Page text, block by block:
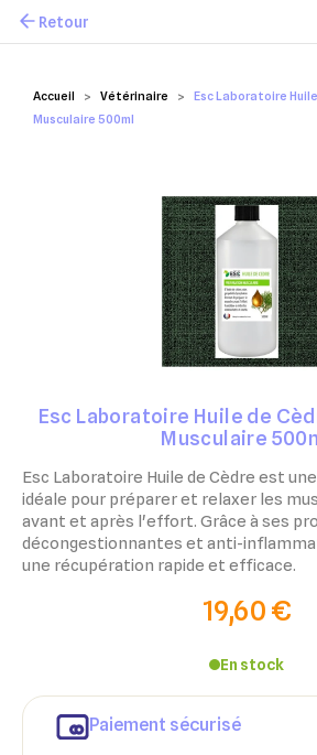
Mes favoris
Accueil Vétérinaire
Esc Laboratoire
Musculaire 500ml
Retour
Esc Laboratoire Huile de
Musculaire
Esc Laboratoire Huile de Cèdre est
idéale pour préparer et relaxer les
avant et après l'effort. Grâce à ses
décongestionnantes et anti-
une récupération rapide et efficace.
19,60 €
En stock
Paiement sécurisé
Créer une liste d'envies
Connexion